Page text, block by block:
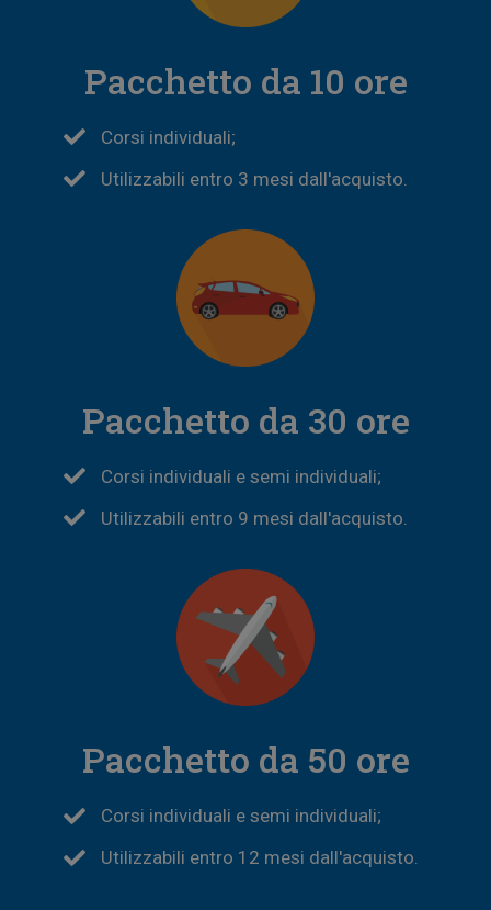
Pacchetto da 10 ore
Corsi individuali;
Utilizzabili entro 3 mesi dall'acquisto.
Pacchetto da 30 ore
Corsi individuali e semi individuali;
Utilizzabili entro 9 mesi dall'acquisto.
Pacchetto da 50 ore
Corsi individuali e semi individuali;
Utilizzabili entro 12 mesi dall'acquisto.